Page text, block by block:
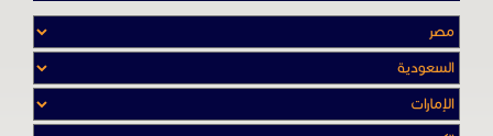
أدواتنا ومهاراتنا تميّـزنا للربط بين البائع
والشـاري بشكل مجاني لجميـع السلــع
والخـدمـات أينمـــا أرادوا وحيثـمـا كانـوا